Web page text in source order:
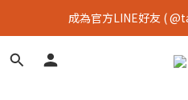
成為官方LINE好友 (